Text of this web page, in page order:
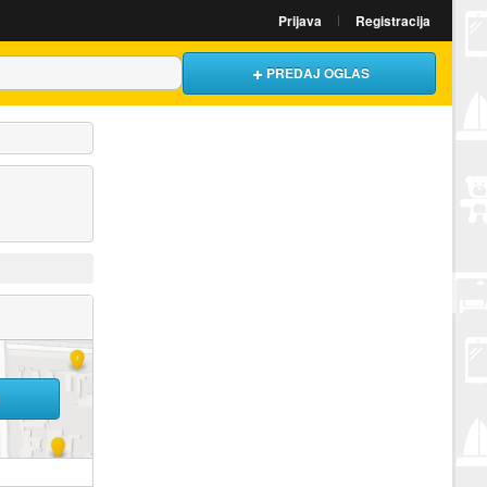
Prijava Registracija
PREDAJ OGLAS